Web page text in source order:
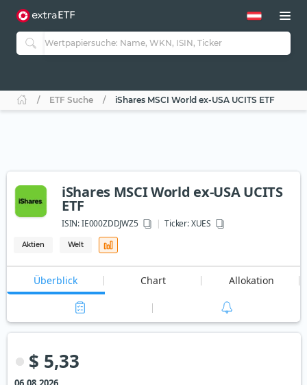
ETF Suche iShares MSCI World ex-USA UCITS ETF
iShares MSCI World ex-USA UCITS
ETF
ISIN:IE000ZDDJWZ5 Ticker:XUES
Aktien Welt
Überblick Chart Allokation
$ 5,33